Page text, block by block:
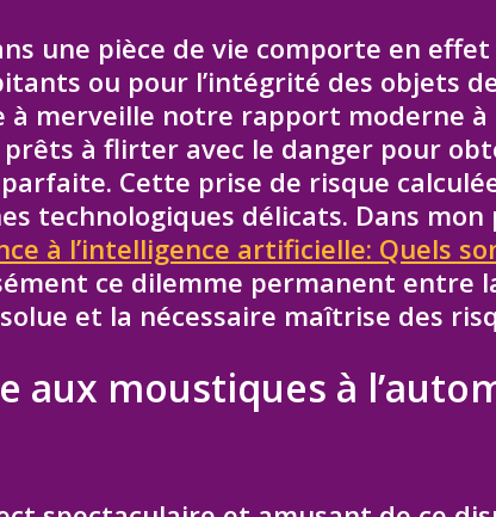
une pièce de vie comporte en
ou pour l’intégrité des objets
merveille notre rapport moderne à
à flirter avec le danger pour
Cette prise de risque
technologiques délicats. Dans
à l’intelligence artificielle: Quels
ce dilemme permanent entre
et la nécessaire maîtrise des
aux moustiques à